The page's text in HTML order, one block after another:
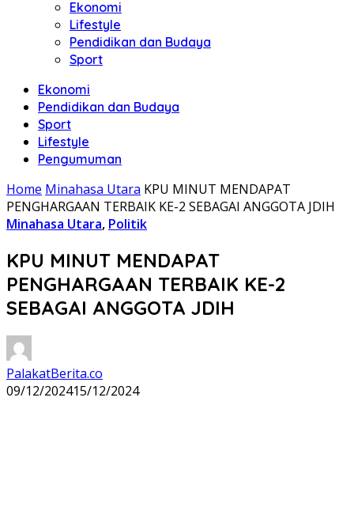
Ekonomi
Lifestyle
Pendidikan dan Budaya
Sport
Ekonomi
Pendidikan dan Budaya
Sport
Lifestyle
Pengumuman
Home Minahasa Utara KPU MINUT MENDAPAT
PENGHARGAAN TERBAIK KE-2 SEBAGAI ANGGOTA JDIH
Minahasa Utara, Politik
KPU MINUT MENDAPAT
PENGHARGAAN TERBAIK KE-2
SEBAGAI ANGGOTA JDIH
PalakatBerita.co
09/12/202415/12/2024